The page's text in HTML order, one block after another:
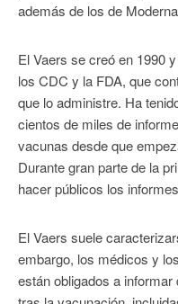
además de los de
El Vaers se creó en 1990
los CDC y la FDA, que
que lo administre. Ha
cientos de miles de
vacunas desde que
Durante gran parte de la
hacer públicos los
El Vaers suele
embargo, los médicos y
están obligados a